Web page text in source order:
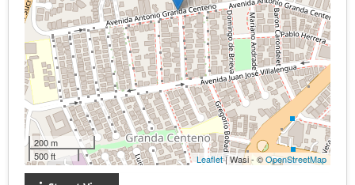
200 m
500 ft
Leaflet| Wasi - ©OpenStreetMap